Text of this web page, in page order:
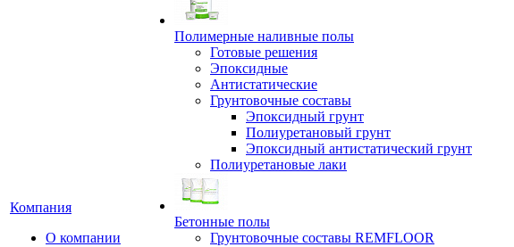
Компания
О компании
Полимерные наливные полы
Готовые решения
Эпоксидные
Антистатические
Грунтовочные составы
Эпоксидный грунт
Полиуретановый грунт
Эпоксидный антистатический грунт
Полиуретановые лаки
Бетонные полы
Грунтовочные составы REMFLOOR